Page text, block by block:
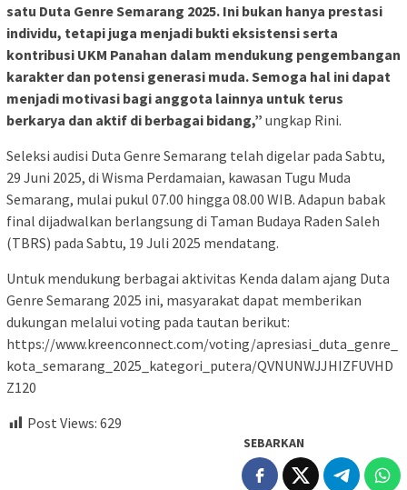
satu Duta Genre Semarang 2025. Ini bukan hanya prestasi
individu, tetapi juga menjadi bukti eksistensi serta
kontribusi UKM Panahan dalam mendukung pengembangan
karakter dan potensi generasi muda. Semoga hal ini dapat
menjadi motivasi bagi anggota lainnya untuk terus
berkarya dan aktif di berbagai bidang,” ungkap Rini.
Seleksi audisi Duta Genre Semarang telah digelar pada Sabtu,
29 Juni 2025, di Wisma Perdamaian, kawasan Tugu Muda
Semarang, mulai pukul 07.00 hingga 08.00 WIB. Adapun babak
final dijadwalkan berlangsung di Taman Budaya Raden Saleh
(TBRS) pada Sabtu, 19 Juli 2025 mendatang.
Untuk mendukung berbagai aktivitas Kenda dalam ajang Duta
Genre Semarang 2025 ini, masyarakat dapat memberikan
dukungan melalui voting pada tautan berikut:
https://www.kreenconnect.com/voting/apresiasi_duta_genre_
kota_semarang_2025_kategori_putera/QVNUNWJJHIZFUVHD
Z120
Post Views: 629
SEBARKAN